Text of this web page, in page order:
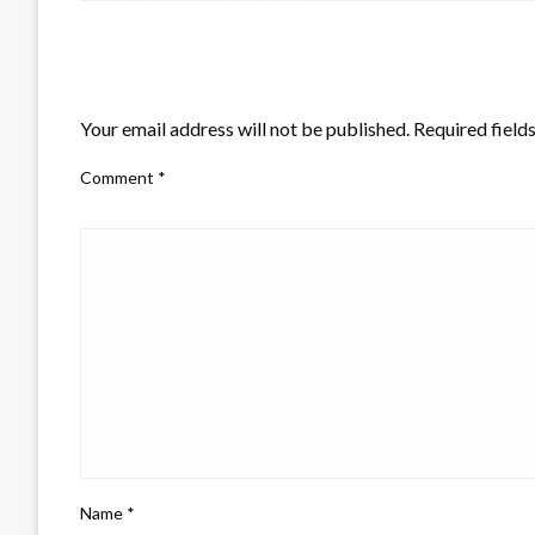
Your email address will not be published. Required
Comment *
Name *